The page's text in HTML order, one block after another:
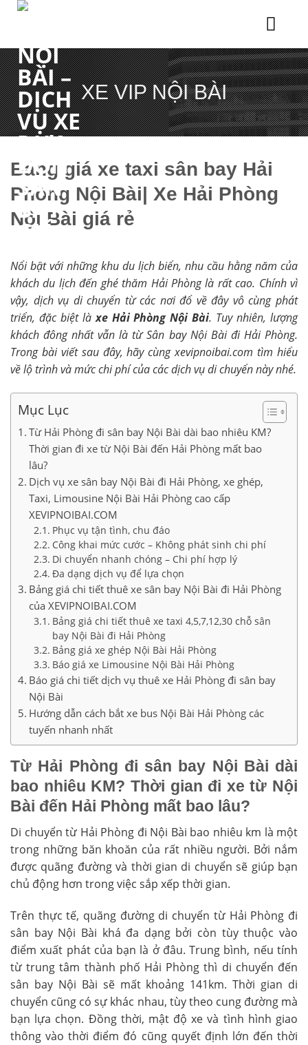
Chuyển
dung
XE VIP NỘI BÀI
Bảng giá xe taxi sân bay Hải
Phòng Nội Bài| Xe Hải Phòng
Nội Bài giá rẻ
Nổi bật với những khu du lịch biển, nhu cầu hằng năm của
khách du lịch đến ghé thăm Hải Phòng là rất cao. Chính vì
vậy, dịch vụ di chuyển từ các nơi đổ về đây vô cùng phát
triển, đặc biệt làxe Hải Phòng Nội Bài. Tuy nhiên, lượng
khách đông nhất vẫn là từ Sân bay Nội Bài đi Hải Phòng.
Trong bài viết sau đây, hãy cùng xevipnoibai.com tìm hiểu
về lộ trình và mức chi phí của các dịch vụ di chuyển này nhé.
Mục Lục
Từ Hải Phòng đi sân bay Nội Bài dài bao nhiêu KM?
Thời gian đi xe từ Nội Bài đến Hải Phòng mất bao
lâu?
Dịch vụ xe sân bay Nội Bài đi Hải Phòng, xe ghép,
Taxi, Limousine Nội Bài Hải Phòng cao cấp
XEVIPNOIBAI.COM
Phục vụ tận tình, chu đáo
Công khai mức cước – Không phát sinh chi phí
Di chuyển nhanh chóng – Chi phí hợp lý
Đa dạng dịch vụ để lựa chọn
Bảng giá chi tiết thuê xe sân bay Nội Bài đi Hải Phòng
của XEVIPNOIBAI.COM
Bảng giá chi tiết thuê xe taxi 4,5,7,12,30 chỗ sân
bay Nội Bài đi Hải Phòng
Bảng giá xe ghép Nội Bài Hải Phòng
Báo giá xe Limousine Nội Bài Hải Phòng
Báo giá chi tiết dịch vụ thuê xe Hải Phòng đi sân bay
Nội Bài
Hướng dẫn cách bắt xe bus Nội Bài Hải Phòng các
tuyến nhanh nhất
Từ Hải Phòng đi sân bay Nội Bài dài
bao nhiêu KM? Thời gian đi xe từ Nội
Bài đến Hải Phòng mất bao lâu?
Di chuyển từ Hải Phòng đi Nội Bài bao nhiêu km là một
trong những băn khoăn của rất nhiều người. Bởi nắm
được quãng đường và thời gian di chuyển sẽ giúp bạn
chủ động hơn trong việc sắp xếp thời gian.
Trên thực tế, quãng đường di chuyển từ Hải Phòng đi
sân bay Nội Bài khá đa dạng bởi còn tùy thuộc vào
điểm xuất phát của bạn là ở đâu. Trung bình, nếu tính
từ trung tâm thành phố Hải Phòng thì di chuyển đến
sân bay Nội Bài sẽ mất khoảng 141km. Thời gian di
chuyển cũng có sự khác nhau, tùy theo cung đường mà
bạn lựa chọn. Đồng thời, mật độ xe và tình hình giao
thông vào thời điểm đó cũng quyết định lớn đến thời